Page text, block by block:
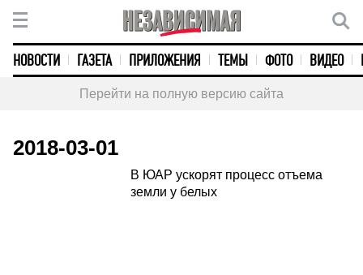
НОВОСТИ ГАЗЕТА ПРИЛОЖЕНИЯ ТЕМЫ ФОТО ВИДЕО
Перейти на полную версию сайта
2018-03-01
В ЮАР ускорят процесс отъема
земли у белых